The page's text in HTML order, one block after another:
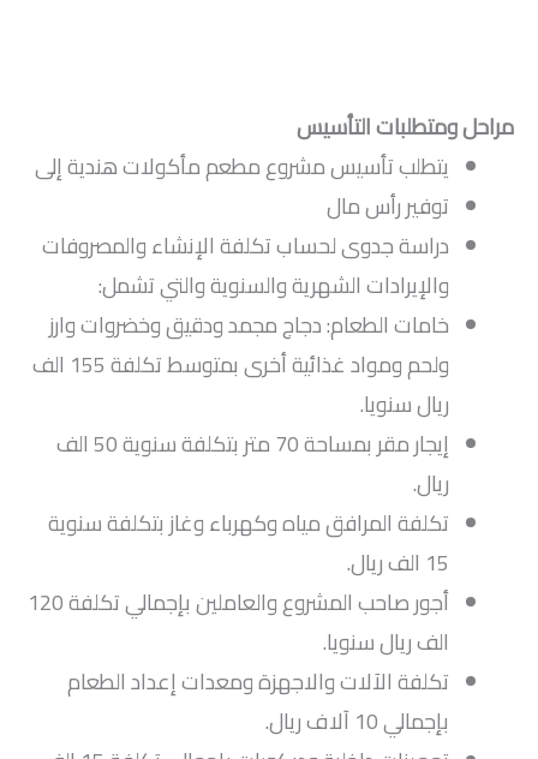
مراحل ومتطلبات التأسيس
يتطلب تأسيس مشروع مطعم مأكولات هندية إلى
توفير رأس مال
دراسة جدوى لحساب تكلفة الإنشاء والمصروفات
والإيرادات الشهرية والسنوية والتي تشمل:
خامات الطعام: دجاج مجمد ودقيق وخضروات وارز
ولحم ومواد غذائية أخرى بمتوسط تكلفة 155 الف
ريال سنويا.
إيجار مقر بمساحة 70 متر بتكلفة سنوية 50 الف
ريال.
تكلفة المرافق مياه وكهرباء وغاز بتكلفة سنوية
15 الف ريال.
أجور صاحب المشروع والعاملين بإجمالي تكلفة 120
الف ريال سنويا.
تكلفة الآلات والاجهزة ومعدات إعداد الطعام
بإجمالي 10 آلاف ريال.